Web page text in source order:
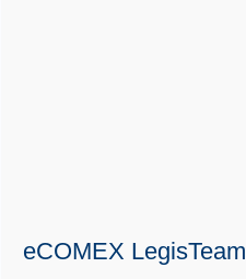
eCOMEX LegisTeam